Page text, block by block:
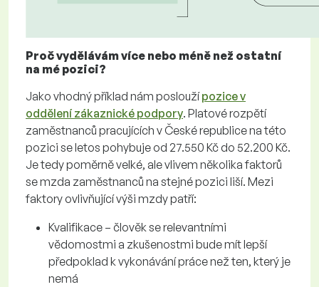
Proč vydělávám více nebo méně než ostatní
na mé pozici?
Jako vhodný příklad nám posloužípozice v
oddělení zákaznické podpory. Platové rozpětí
zaměstnanců pracujících v České republice na této
pozici se letos pohybuje od 27.550 Kč do 52.200 Kč.
Je tedy poměrně velké, ale vlivem několika faktorů
se mzda zaměstnanců na stejné pozici liší. Mezi
faktory ovlivňující výši mzdy patří:
Kvalifikace – člověk se relevantními
vědomostmi a zkušenostmi bude mít lepší
předpoklad k vykonávání práce než ten, který je
nemá